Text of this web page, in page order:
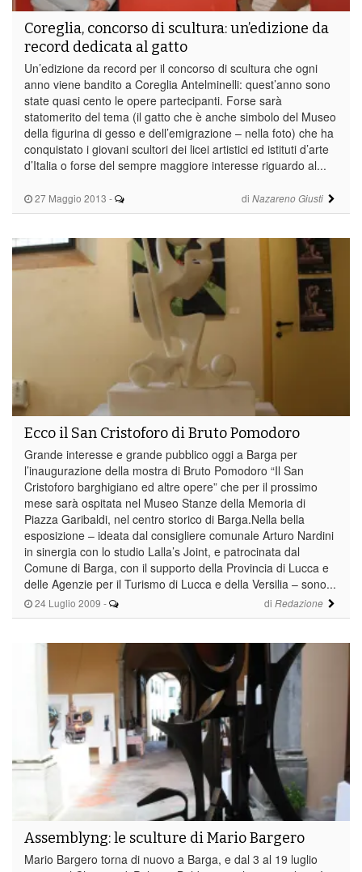
27 Maggio 2013 - di Nazareno Giusti
Coreglia, concorso di scultura: un’edizione da
record dedicata al gatto
Un’edizione da record per il concorso di scultura che ogni
anno viene bandito a Coreglia Antelminelli: quest’anno sono
state quasi cento le opere partecipanti. Forse sarà
statomerito del tema (il gatto che è anche simbolo del Museo
della figurina di gesso e dell’emigrazione – nella foto) che ha
conquistato i giovani scultori dei licei artistici ed istituti d’arte
d’Italia o forse del sempre maggiore interesse riguardo al...
24 Luglio 2009 - di Redazione
Ecco il San Cristoforo di Bruto Pomodoro
Grande interesse e grande pubblico oggi a Barga per
l’inaugurazione della mostra di Bruto Pomodoro “Il San
Cristoforo barghigiano ed altre opere” che per il prossimo
mese sarà ospitata nel Museo Stanze della Memoria di
Piazza Garibaldi, nel centro storico di Barga.Nella bella
esposizione – ideata dal consigliere comunale Arturo Nardini
in sinergia con lo studio Lalla’s Joint, e patrocinata dal
Comune di Barga, con il supporto della Provincia di Lucca e
delle Agenzie per il Turismo di Lucca e della Versilia – sono...
Assemblyng: le sculture di Mario Bargero
Mario Bargero torna di nuovo a Barga, e dal 3 al 19 luglio